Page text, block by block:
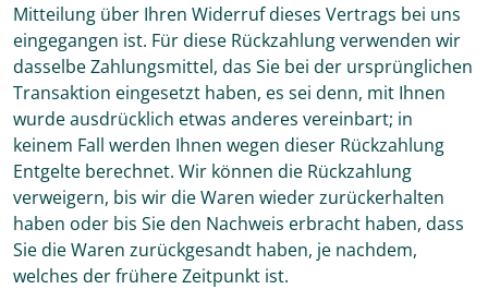
Mitteilung über Ihren Widerruf dieses Vertrags bei uns
eingegangen ist. Für diese Rückzahlung verwenden wir
dasselbe Zahlungsmittel, das Sie bei der ursprünglichen
Transaktion eingesetzt haben, es sei denn, mit Ihnen
wurde ausdrücklich etwas anderes vereinbart; in
keinem Fall werden Ihnen wegen dieser Rückzahlung
Entgelte berechnet. Wir können die Rückzahlung
verweigern, bis wir die Waren wieder zurückerhalten
haben oder bis Sie den Nachweis erbracht haben, dass
Sie die Waren zurückgesandt haben, je nachdem,
welches der frühere Zeitpunkt ist.